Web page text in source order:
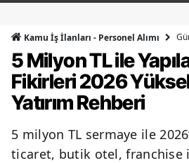
Kamu İş İlanları - Personel Alımı
5 Milyon TL ile
Fikirleri 2026
Yatırım Rehberi
5 milyon TL sermaye ile
ticaret, butik otel, franchise